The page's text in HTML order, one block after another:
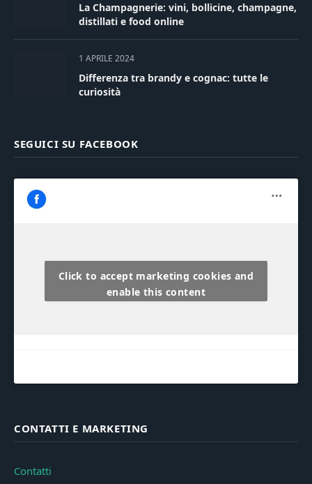
La Champagnerie: vini, bollicine, champagne,
distillati e food online
1 APRILE 2024
Differenza tra brandy e cognac: tutte le
curiosità
SEGUICI SU FACEBOOK
Click to accept marketing cookies and
enable this content
CONTATTI E MARKETING
Contatti